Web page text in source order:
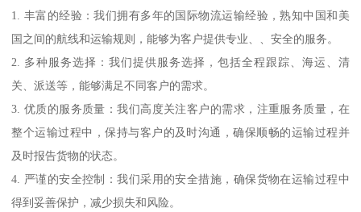
1. 丰富的经验：我们拥有多年的国际物流运输经验，熟知中国和美
国之间的航线和运输规则，能够为客户提供专业、、安全的服务。
2. 多种服务选择：我们提供服务选择，包括全程跟踪、海运、清
关、派送等，能够满足不同客户的需求。
3. 优质的服务质量：我们高度关注客户的需求，注重服务质量，在
整个运输过程中，保持与客户的及时沟通，确保顺畅的运输过程并
及时报告货物的状态。
4. 严谨的安全控制：我们采用的安全措施，确保货物在运输过程中
得到妥善保护，减少损失和风险。